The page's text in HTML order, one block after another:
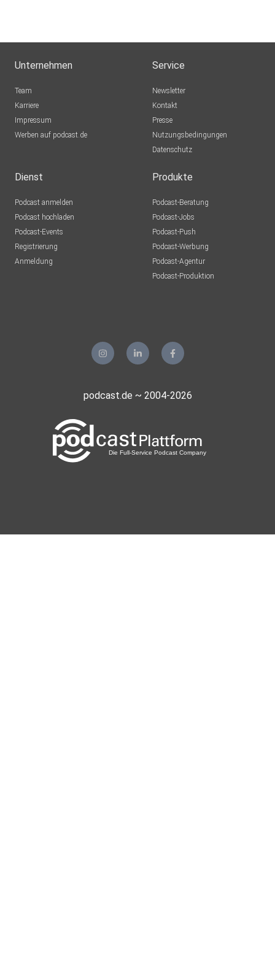
Unternehmen
Team
Karriere
Impressum
Werben auf podcast.de
Service
Newsletter
Kontakt
Presse
Nutzungsbedingungen
Datenschutz
Dienst
Podcast anmelden
Podcast hochladen
Podcast-Events
Registrierung
Anmeldung
Produkte
Podcast-Beratung
Podcast-Jobs
Podcast-Push
Podcast-Werbung
Podcast-Agentur
Podcast-Produktion
podcast.de ~ 2004-2026